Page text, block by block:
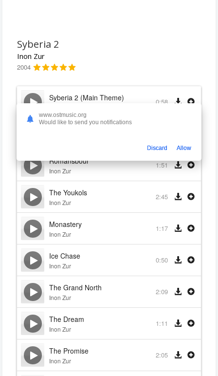
Syberia 2
Inon Zur
2004
Syberia 2 (Main Theme) 0:58
Romansbour
Inon Zur
1:51
The Youkols
Inon Zur
2:45
Monastery
Inon Zur
1:17
Ice Chase
Inon Zur
0:50
The Grand North
Inon Zur
2:09
The Dream
Inon Zur
1:11
The Promise
Inon Zur
2:05
www.ostmusic.org
Would like to send you notifications
Discard Allow